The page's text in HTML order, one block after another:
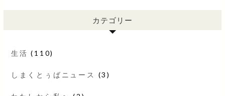
カテゴリー
生活 (110)
しまくとぅばニュース (3)